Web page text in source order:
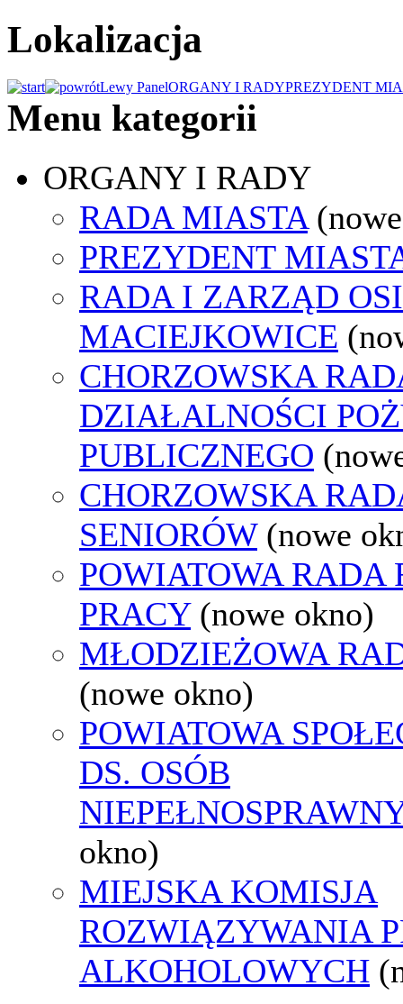
Lokalizacja
Lewy PanelORGANY I RADYPREZYDENT
Menu kategorii
ORGANY I RADY
RADA MIASTA
PREZYDENT
RADA I ZARZĄD
MACIEJKOWICE
CHORZOWSKA
DZIAŁALNOŚCI
PUBLICZNEGO
CHORZOWSKA
SENIORÓW (nowe
POWIATOWA RADA
PRACY (nowe okno)
MŁODZIEŻOWA
(nowe okno)
POWIATOWA
DS. OSÓB
okno)
MIEJSKA KOMISJA
ROZWIĄZYWANIA
ALKOHOLOWYCH